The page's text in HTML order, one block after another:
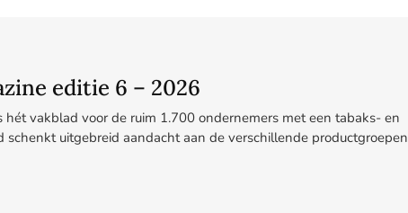
editie 6 – 2026
hét vakblad voor de ruim 1.700 ondernemers met een tabaks- en
uitgebreid aandacht aan de verschillende productgroepen